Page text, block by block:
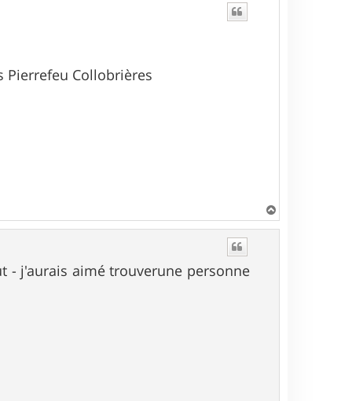
Pierrefeu Collobrières
a
- j'aurais aimé trouverune personne